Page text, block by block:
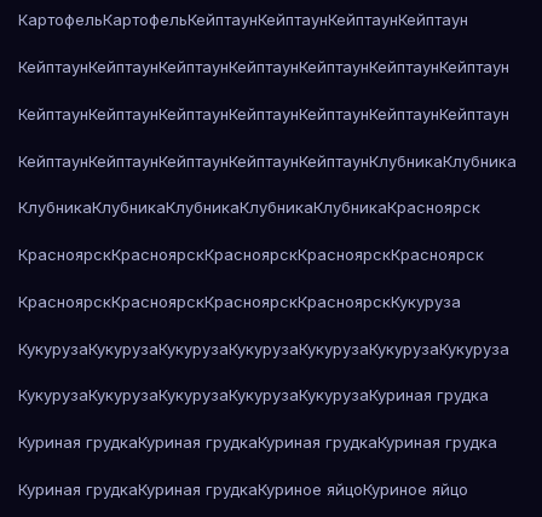
КартофельКартофельКейптаунКейптаунКейптаунКейптаун
КейптаунКейптаунКейптаунКейптаунКейптаунКейптаунКейптаун
КейптаунКейптаунКейптаунКейптаунКейптаунКейптаунКейптаун
КейптаунКейптаунКейптаунКейптаунКейптаунКлубникаКлубника
КлубникаКлубникаКлубникаКлубникаКлубникаКрасноярск
КрасноярскКрасноярскКрасноярскКрасноярскКрасноярск
КрасноярскКрасноярскКрасноярскКрасноярскКукуруза
КукурузаКукурузаКукурузаКукурузаКукурузаКукурузаКукуруза
КукурузаКукурузаКукурузаКукурузаКукурузаКуриная грудка
Куриная грудкаКуриная грудкаКуриная грудкаКуриная грудка
Куриная грудкаКуриная грудкаКуриное яйцоКуриное яйцо